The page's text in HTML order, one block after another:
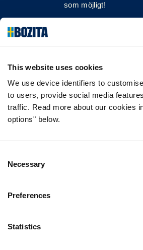
This website uses cookies
We use device identifiers to
to users, provide social media
traffic. Read more about our cookies
options" below.
Selection
Necessary
Preferences
Statistics
som möjligt!
Följ oss på sociala
INFORMATION
VANLIGA FRÅGOR & SVAR
OM FÖRETAGET
KUNDTJÄNST
INFO@BOZITA.SE